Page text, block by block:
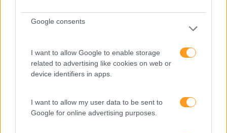
Google consents
I want to allow Google to enable storage
related to advertising like cookies on web or
device identifiers in apps.
I want to allow my user data to be sent to
Google for online advertising purposes.
Perspetivas
PORTO RH MEETING
Recursos Humanos
Sustentabilidade